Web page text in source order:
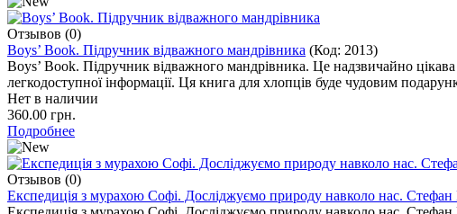
Отзывов (0)
Boys’ Book. Підручник відважного мандрівника (Код: 2013)
Boys’ Book. Підручник відважного мандрівника. Це надзвичайно
легкодоступної інформації. Ця книга для хлопців буде чудовим
Нет в наличии
360.00 грн.
Подробнее
Отзывов (0)
Експедиція з мурахою Софі. Досліджуємо природу навколо нас.